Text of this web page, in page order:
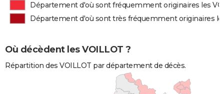
Département d'où sont fréquemment originaires les
Département d'où sont très fréquemment originaires
Où décèdent les VOILLOT ?
Répartition des VOILLOT par département de décès.